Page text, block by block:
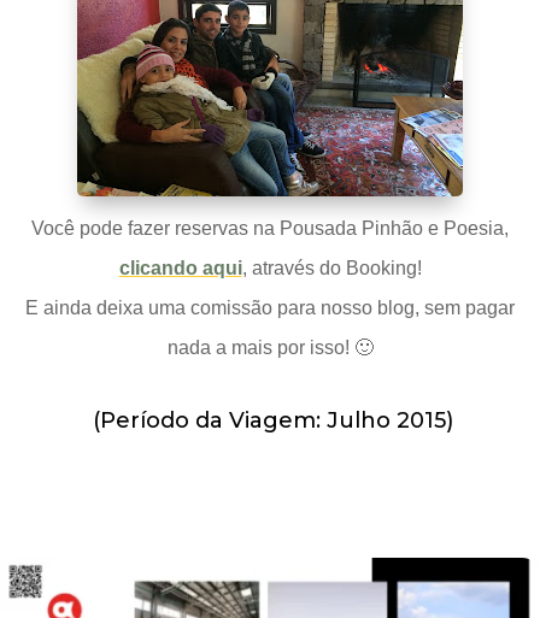
Você pode fazer reservas na Pousada Pinhão e Poesia,
clicando aqui, através do Booking!
E ainda deixa uma comissão para nosso blog, sem pagar
nada a mais por isso! 🙂
(Período da Viagem: Julho 2015)